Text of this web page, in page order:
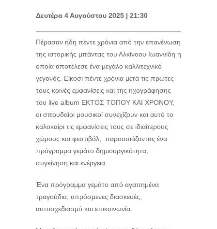
Δευτέρα 4 Αυγούστου 2025 | 21:30
Πέρασαν ήδη πέντε χρόνια από την επανένωση
της ιστορικής μπάντας του Αλκίνοου Ιωαννίδη η
οποία αποτέλεσε ένα μεγάλο καλλιτεχνικό
γεγονός. Είκοσι πέντε χρόνια μετά τις πρώτες
τους κοινές εμφανίσεις και της ηχογράφησης
του live album ΕΚΤΟΣ ΤΟΠΟΥ ΚΑΙ ΧΡΟΝΟΥ,
οι σπουδαίοι μουσικοί συνεχίζουν και αυτό το
καλοκαίρι τις εμφανίσεις τους σε ιδιαίτερους
χώρους και φεστιβάλ, παρουσιάζοντας ένα
πρόγραμμα γεμάτο δημιουργικότητα,
συγκίνηση και ενέργεια.
Ένα πρόγραμμα γεμάτο από αγαπημένα
τραγούδια, απρόσμενες διασκευές,
αυτοσχεδιασμό και επικοινωνία.